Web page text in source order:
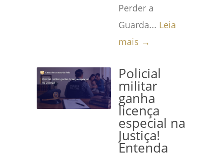
Perder a
Guarda... Leia
mais →
Policial
militar
ganha
licença
especial na
Justiça!
Entenda